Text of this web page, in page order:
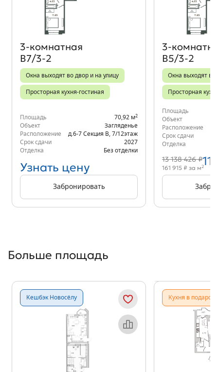
3‑комнатная
В7/3-2
Окна выходят во двор и на улицу
Просторная кухня-гостиная
Площадь 70,92 м2
Объект
Загляденье
Расположение
д.6-7 Секция В 7/12этаж
Срок сдачи
2027
Отделка
Без отделки
Узнать цену
Забронировать
В5/3-2
Окна выходят во
Просторная
Площадь
Объект
Расположение
Срок сдачи
Отделка
13 138 426 ₽
161 915 ₽ за м2
Больше площадь
Кешбэк Новосёлу
Объект месяца
Кухня в подарок